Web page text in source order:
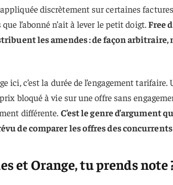
discrètement sur certaines
que l’abonné n’ait à lever le petit doigt.Free
les amendes : de façon
ici, c’est la durée de l’engagement
bloqué à vie sur une offre sans
différente. C’est le genre d’argument
de comparer les offres des
et Orange, tu prends note